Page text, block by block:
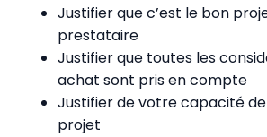
Justifier que c’est le bon
prestataire
Justifier que toutes les
achat sont pris en compte
Justifier de votre capacité
projet